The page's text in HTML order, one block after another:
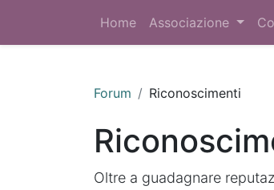
Home Associazione
Forum Riconoscimenti
Oltre a guadagnare